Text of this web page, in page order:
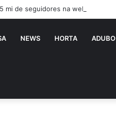
mi de seguidores na web
NEWS HORTA ADUBO